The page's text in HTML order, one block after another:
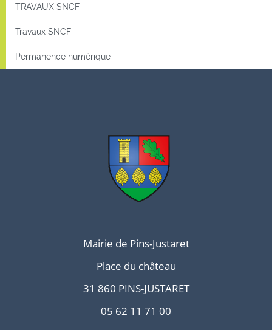
TRAVAUX SNCF
Travaux SNCF
Permanence numérique
Mairie de Pins-Justaret
Place du château
31 860 PINS-JUSTARET
05 62 11 71 00